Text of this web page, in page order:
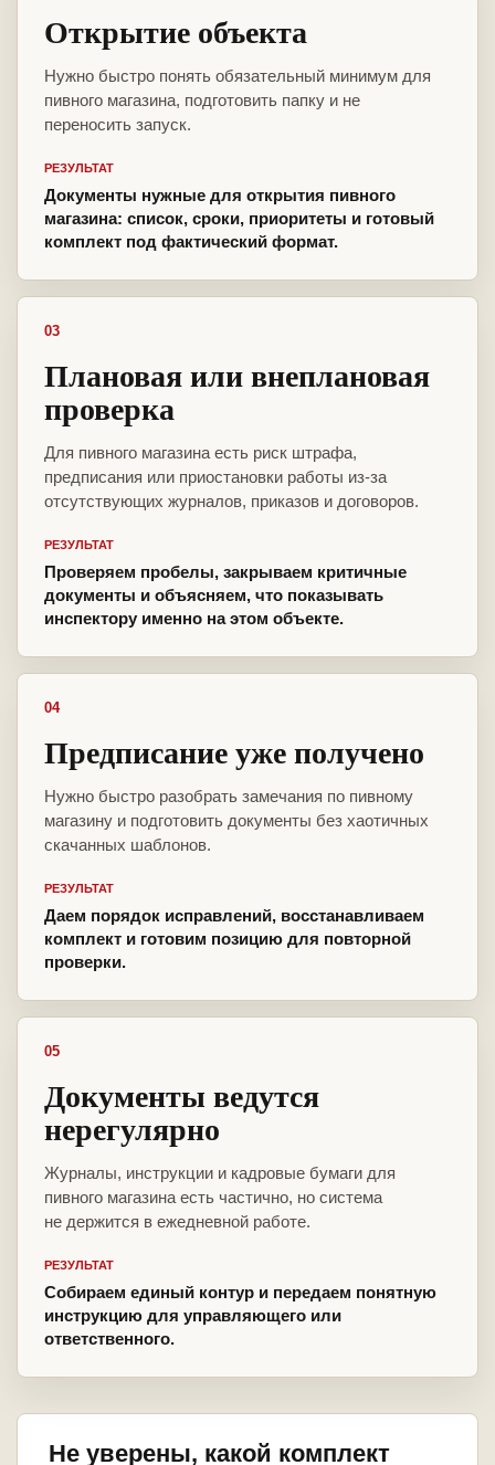
Открытие объекта
Нужно быстро понять обязательный минимум для
пивного магазина, подготовить папку и не
переносить запуск.
РЕЗУЛЬТАТ
Документы нужные для открытия пивного
магазина: список, сроки, приоритеты и готовый
комплект под фактический формат.
03
Плановая или внеплановая
проверка
Для пивного магазина есть риск штрафа,
предписания или приостановки работы из-за
отсутствующих журналов, приказов и договоров.
РЕЗУЛЬТАТ
Проверяем пробелы, закрываем критичные
документы и объясняем, что показывать
инспектору именно на этом объекте.
04
Предписание уже получено
Нужно быстро разобрать замечания по пивному
магазину и подготовить документы без хаотичных
скачанных шаблонов.
РЕЗУЛЬТАТ
Даем порядок исправлений, восстанавливаем
комплект и готовим позицию для повторной
проверки.
05
Документы ведутся
нерегулярно
Журналы, инструкции и кадровые бумаги для
пивного магазина есть частично, но система
не держится в ежедневной работе.
РЕЗУЛЬТАТ
Собираем единый контур и передаем понятную
инструкцию для управляющего или
ответственного.
Не уверены, какой комплект